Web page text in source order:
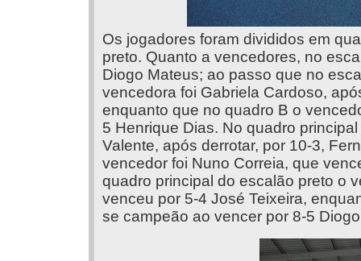
Os jogadores foram divididos em
preto. Quanto a vencedores, no
Diogo Mateus; ao passo que no
vencedora foi Gabriela Cardoso,
enquanto que no quadro B o
5 Henrique Dias. No quadro
Valente, após derrotar, por 10-3,
vencedor foi Nuno Correia, que
quadro principal do escalão preto o
venceu por 5-4 José Teixeira,
se campeão ao vencer por 8-5